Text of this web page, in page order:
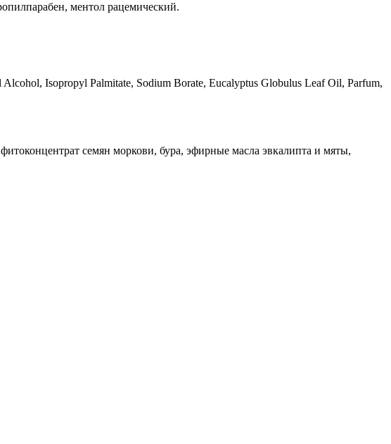
ментол рацемический.
Isopropyl Palmitate, Sodium Borate, Eucalyptus Globulus Leaf Oil, Parfum,
семян моркови, бура, эфирные масла эвкалипта и мяты,